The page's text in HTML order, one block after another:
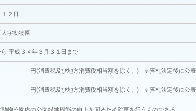
２日
字動物園
平成３４年３月３１日まで
び地方消費税相当額を除く。) ※ 落札決定後に公表
び地方消費税相当額を除く。) ※ 落札決定後に公表